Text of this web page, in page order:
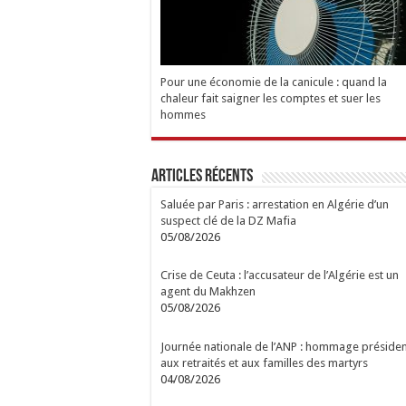
Pour une économie de la canicule : quand la
chaleur fait saigner les comptes et suer les
hommes
Articles Récents
Saluée par Paris : arrestation en Algérie d’un
suspect clé de la DZ Mafia
05/08/2026
Crise de Ceuta : l’accusateur de l’Algérie est un
agent du Makhzen
05/08/2026
Journée nationale de l’ANP : hommage
aux retraités et aux familles des martyrs
04/08/2026